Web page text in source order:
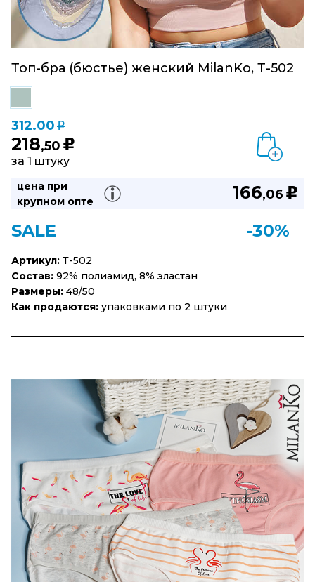
Топ-бра (бюстье) женский MilanKo, Т-502
312.00q
218,50 u
за 1 штуку
цена при
крупном опте
166,06 u
SALE -30%
Артикул: Т-502
Состав: 92% полиамид, 8% эластан
Размеры: 48/50
Как продаются: упаковками по 2 штуки